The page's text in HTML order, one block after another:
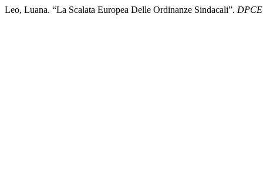
Leo, Luana. “La Scalata Europea Delle Ordinanze Sindacali”.